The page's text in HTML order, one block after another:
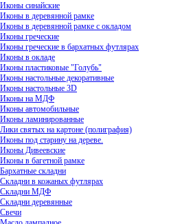
Иконы синайские
Иконы в деревянной рамке
Иконы в деревянной рамке с окладом
Иконы греческие
Иконы греческие в бархатных футлярах
Иконы в окладе
Иконы пластиковые "Голубь"
Иконы настольные декоративные
Иконы настольные 3D
Иконы на МДФ
Иконы автомобильные
Иконы ламинированные
Лики святых на картоне (полиграфия)
Иконы под старину на дереве.
Иконы Дивеевские
Иконы в багетной рамке
Бархатные складни
Складни в кожаных футлярах
Складни МДФ
Складни деревянные
Свечи